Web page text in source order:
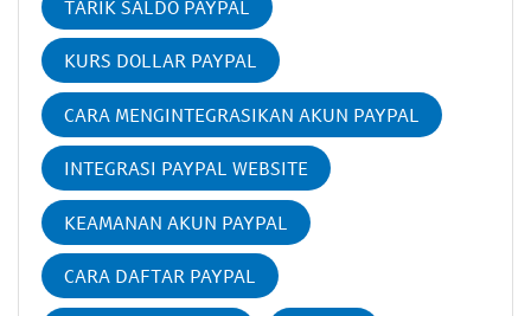
TARIK SALDO PAYPAL
KURS DOLLAR PAYPAL
CARA MENGINTEGRASIKAN AKUN PAYPAL
INTEGRASI PAYPAL WEBSITE
KEAMANAN AKUN PAYPAL
CARA DAFTAR PAYPAL